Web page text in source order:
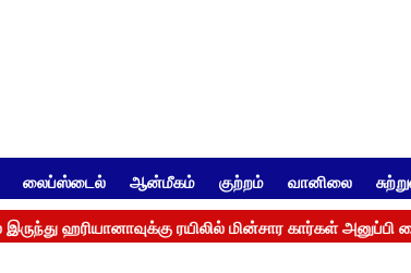
லைப்ஸ்டைல் ஆன்மீகம் குற்றம் வானிலை